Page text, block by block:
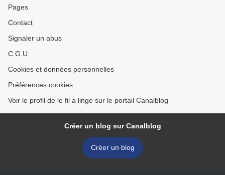
Pages
Contact
Signaler un abus
C.G.U.
Cookies et données personnelles
Préférences cookies
Voir le profil de le fil a linge sur le portail Canalblog
Créer un blog sur Canalblog
Créer un blog